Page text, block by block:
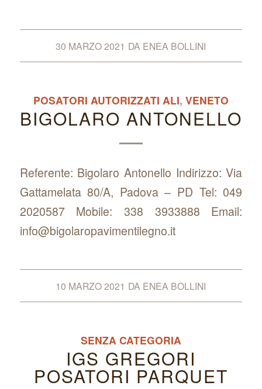
30 MARZO 2021 DA ENEA BOLLINI
POSATORI AUTORIZZATI ALI, VENETO
BIGOLARO ANTONELLO
Referente: Bigolaro Antonello Indirizzo: Via
Gattamelata 80/A, Padova – PD Tel: 049
2020587 Mobile: 338 3933888 Email:
info@bigolaropavimentilegno.it
10 MARZO 2021 DA ENEA BOLLINI
SENZA CATEGORIA
IGS GREGORI
POSATORI PARQUET